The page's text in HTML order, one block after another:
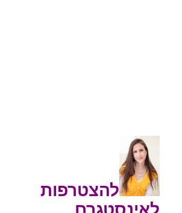
להצטרפות